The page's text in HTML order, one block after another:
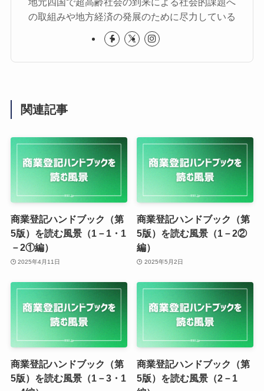
の取組みや地方経済の発展のために尽力している
関連記事
商業登記ハンドブック（第
5版）を読む風景（1－1・1
－2①編）
2025年4月11日
商業登記ハンドブック（第
5版）を読む風景（1－2②
編）
2025年5月2日
商業登記ハンドブック（第
5版）を読む風景（1－3・1
商業登記ハンドブック（第
5版）を読む風景（2－1